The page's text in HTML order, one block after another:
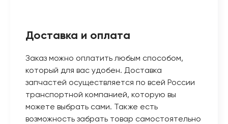
Доставка и оплата
Заказ можно оплатить любым способом,
который для вас удобен. Доставка
запчастей осуществляется по всей России
транспортной компанией, которую вы
можете выбрать сами. Также есть
возможность забрать товар самостоятельно